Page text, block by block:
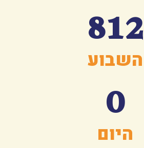
812
השבוע
0
היום